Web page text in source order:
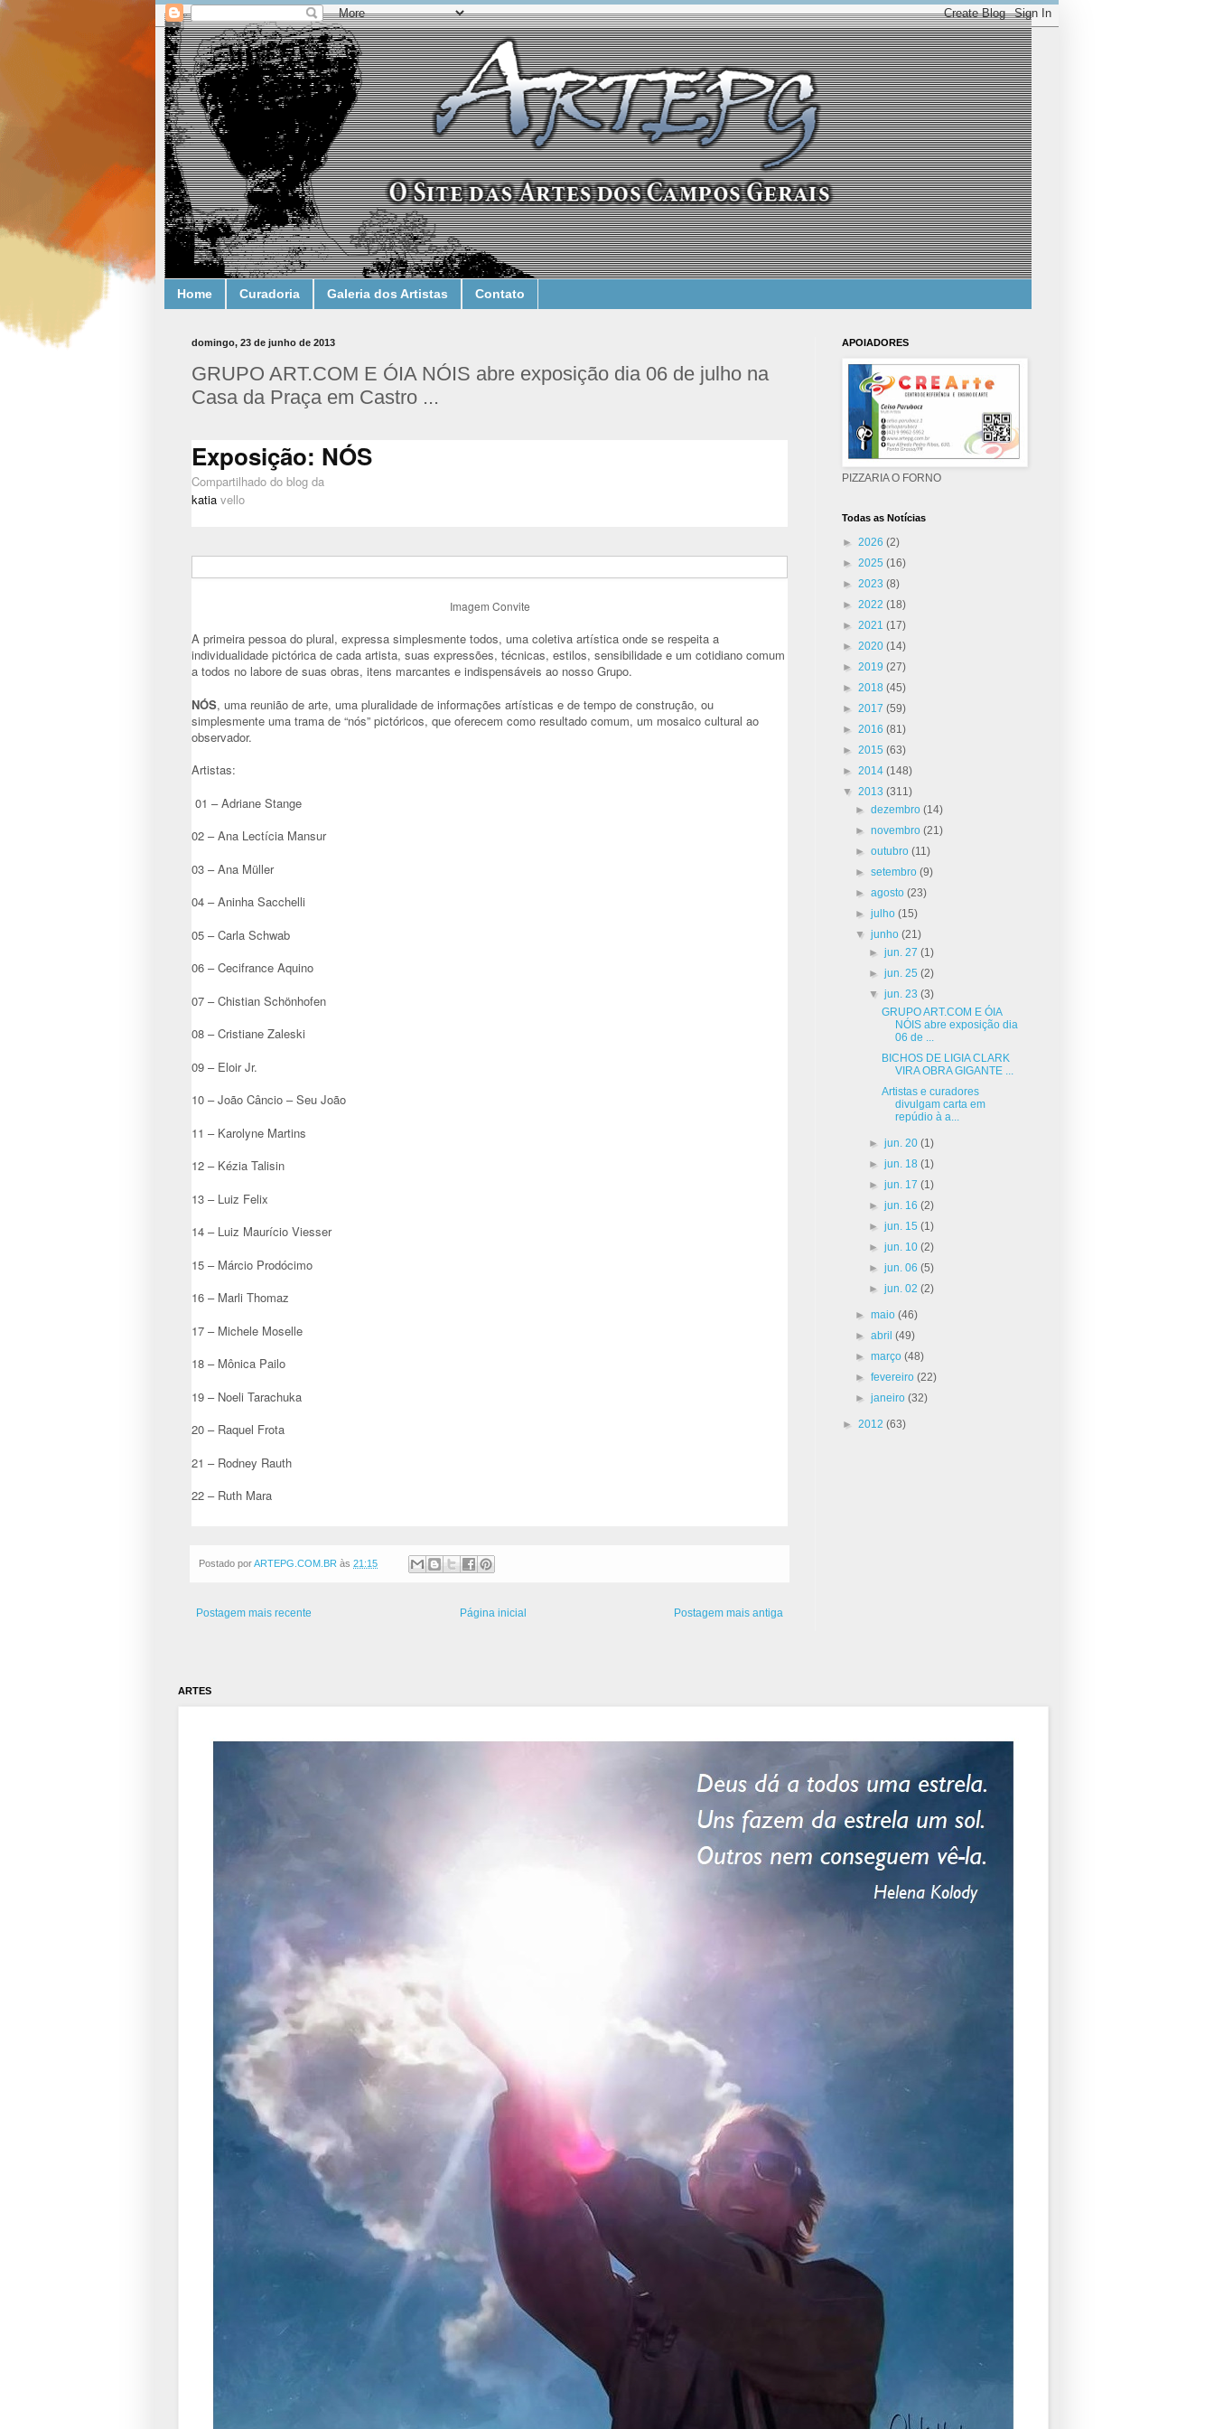
Home Curadoria Galeria dos Artistas Contato
domingo, 23 de junho de 2013
GRUPO ART.COM E ÓIA NÓIS abre exposição dia 06 de julho na
Casa da Praça em Castro ...
Exposição: NÓS
Compartilhado do blog da
katia vello
Imagem Convite
A primeira pessoa do plural, expressa simplesmente todos, uma coletiva artística onde se respeita a
individualidade pictórica de cada artista, suas expressões, técnicas, estilos, sensibilidade e um cotidiano comum
a todos no labore de suas obras, itens marcantes e indispensáveis ao nosso Grupo.
NÓS, uma reunião de arte, uma pluralidade de informações artísticas e de tempo de construção, ou
simplesmente uma trama de “nós” pictóricos, que oferecem como resultado comum, um mosaico cultural ao
observador.
Artistas:
01 – Adriane Stange
02 – Ana Lectícia Mansur
03 – Ana Müller
04 – Aninha Sacchelli
05 – Carla Schwab
06 – Cecifrance Aquino
07 – Chistian Schönhofen
08 – Cristiane Zaleski
09 – Eloir Jr.
10 – João Câncio – Seu João
11 – Karolyne Martins
12 – Kézia Talisin
13 – Luiz Felix
14 – Luiz Maurício Viesser
15 – Márcio Prodócimo
16 – Marli Thomaz
17 – Michele Moselle
18 – Mônica Pailo
19 – Noeli Tarachuka
20 – Raquel Frota
21 – Rodney Rauth
22 – Ruth Mara
Postado porARTEPG.COM.BR às 21:15
Postagem mais recente Postagem mais antiga
Página inicial
APOIADORES
PIZZARIA O FORNO
Todas as Notícias
► 2026 (2)
► 2025 (16)
► 2023 (8)
► 2022 (18)
► 2021 (17)
► 2020 (14)
► 2019 (27)
► 2018 (45)
► 2017 (59)
► 2016 (81)
► 2015 (63)
► 2014 (148)
▼ 2013 (311)
►dezembro(14)
►novembro(21)
►outubro(11)
►setembro(9)
►agosto(23)
►julho(15)
▼junho(21)
► jun. 27 (1)
► jun. 25 (2)
▼ jun. 23 (3)
GRUPO ART.COM E ÓIA
NÓIS abre exposição dia
06 de ...
BICHOS DE LIGIA CLARK
VIRA OBRA GIGANTE ...
Artistas e curadores
divulgam carta em
repúdio à a...
► jun. 20 (1)
► jun. 18 (1)
► jun. 17 (1)
► jun. 16 (2)
► jun. 15 (1)
► jun. 10 (2)
► jun. 06 (5)
► jun. 02 (2)
►maio(46)
►abril(49)
►março(48)
►fevereiro(22)
►janeiro(32)
► 2012 (63)
ARTES